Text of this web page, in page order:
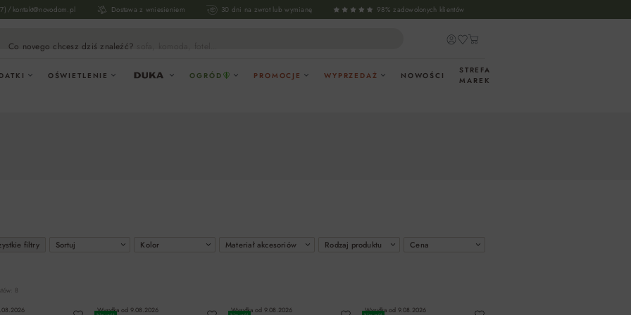
/ kontakt@novodom.pl Dostawa z wniesieniem 30 dni na zwrot lub wymianę 98% zadowolonych klientów
Co novego chcesz dziś znaleźć? sofa, komoda, fotel...
OŚWIETLENIE OGRÓD PROMOCJE WYPRZEDAŻ NOWOŚCI
STREFA
MAREK
filtry Cena
Sortuj Kolor Materiał akcesoriów Rodzaj produktu
8
Wysyłka od 9.08.2026 Wysyłka od 9.08.2026 Wysyłka od 9.08.2026